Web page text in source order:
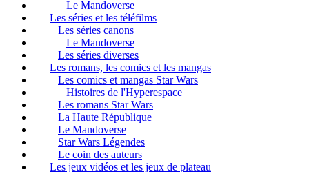
Le Mandoverse
Les séries et les téléfilms
Les séries canons
Le Mandoverse
Les séries diverses
Les romans, les comics et les mangas
Les comics et mangas Star Wars
Histoires de l'Hyperespace
Les romans Star Wars
La Haute République
Le Mandoverse
Star Wars Légendes
Le coin des auteurs
Les jeux vidéos et les jeux de plateau